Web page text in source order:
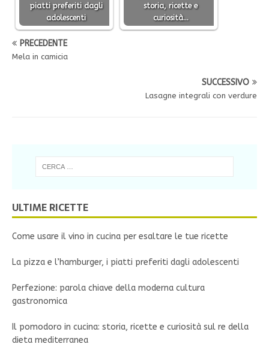
piatti preferiti dagli
adolescenti
storia, ricette e
curiosità…
PRECEDENTE
Mela in camicia
SUCCESSIVO
Lasagne integrali con verdure
ULTIME RICETTE
Come usare il vino in cucina per esaltare le tue ricette
La pizza e l’hamburger, i piatti preferiti dagli adolescenti
Perfezione: parola chiave della moderna cultura
gastronomica
Il pomodoro in cucina: storia, ricette e curiosità sul re della
dieta mediterranea